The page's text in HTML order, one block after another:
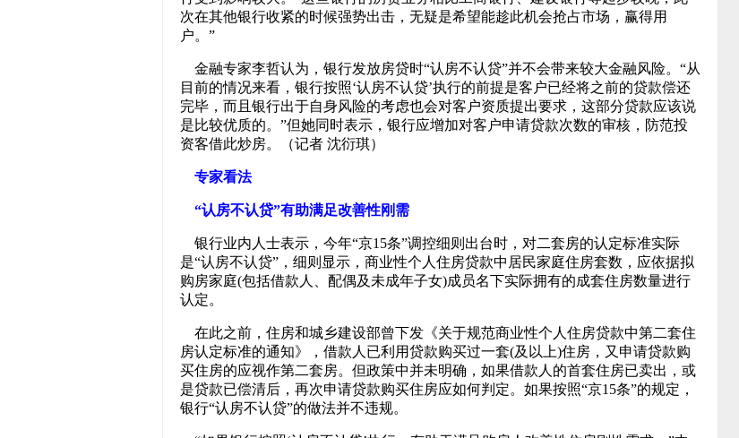
次在其他银行收紧的时候强势出击，无疑是希望能趁此机会抢占市场，赢得用
户。”
金融专家李哲认为，银行发放房贷时“认房不认贷”并不会带来较大金融风险。“从
目前的情况来看，银行按照‘认房不认贷’执行的前提是客户已经将之前的贷款偿还
完毕，而且银行出于自身风险的考虑也会对客户资质提出要求，这部分贷款应该说
是比较优质的。”但她同时表示，银行应增加对客户申请贷款次数的审核，防范投
资客借此炒房。（记者 沈衍琪）
专家看法
“认房不认贷”有助满足改善性刚需
银行业内人士表示，今年“京15条”调控细则出台时，对二套房的认定标准实际
是“认房不认贷”，细则显示，商业性个人住房贷款中居民家庭住房套数，应依据拟
购房家庭(包括借款人、配偶及未成年子女)成员名下实际拥有的成套住房数量进行
认定。
在此之前，住房和城乡建设部曾下发《关于规范商业性个人住房贷款中第二套住
房认定标准的通知》，借款人已利用贷款购买过一套(及以上)住房，又申请贷款购
买住房的应视作第二套房。但政策中并未明确，如果借款人的首套住房已卖出，或
是贷款已偿清后，再次申请贷款购买住房应如何判定。如果按照“京15条”的规定，
银行“认房不认贷”的做法并不违规。